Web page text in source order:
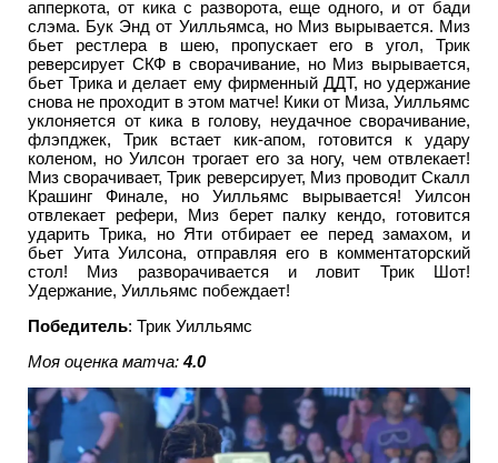
апперкота, от кика с разворота, еще одного, и от бади
слэма. Бук Энд от Уилльямса, но Миз вырывается. Миз
бьет рестлера в шею, пропускает его в угол, Трик
реверсирует СКФ в сворачивание, но Миз вырывается,
бьет Трика и делает ему фирменный ДДТ, но удержание
снова не проходит в этом матче! Кики от Миза, Уилльямс
уклоняется от кика в голову, неудачное сворачивание,
флэпджек, Трик встает кик-апом, готовится к удару
коленом, но Уилсон трогает его за ногу, чем отвлекает!
Миз сворачивает, Трик реверсирует, Миз проводит Скалл
Крашинг Финале, но Уилльямс вырывается! Уилсон
отвлекает рефери, Миз берет палку кендо, готовится
ударить Трика, но Яти отбирает ее перед замахом, и
бьет Уита Уилсона, отправляя его в комментаторский
стол! Миз разворачивается и ловит Трик Шот!
Удержание, Уилльямс побеждает!
Победитель: Трик Уилльямс
Моя оценка матча:4.0